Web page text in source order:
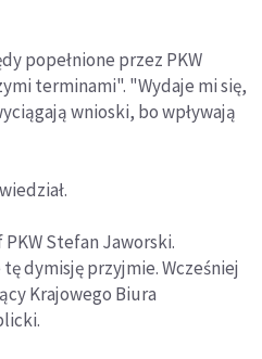
popełnione przez PKW
terminami". "Wydaje mi się,
wnioski, bo wpływają
PKW Stefan Jaworski.
dymisję przyjmie. Wcześniej
Krajowego Biura